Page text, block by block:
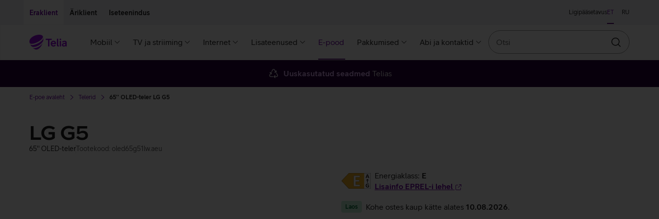
Eraklient Äriklient Iseteenindus LigipääsetavusET RU
Mobiil TV ja striiming Internet Lisateenused E-pood Pakkumised Abi ja kontaktid
Otsin
Uuskasutatud seadmed Telias
E-poe avaleht Telerid 65'' OLED-teler LG G5
LG G5
65'' OLED-telerTootekood: oled65g51lw.aeu
Energiaklass: E
Lisainfo EPREL-i lehel
Laos Kohe ostes kaup kätte alates 10.08.2026